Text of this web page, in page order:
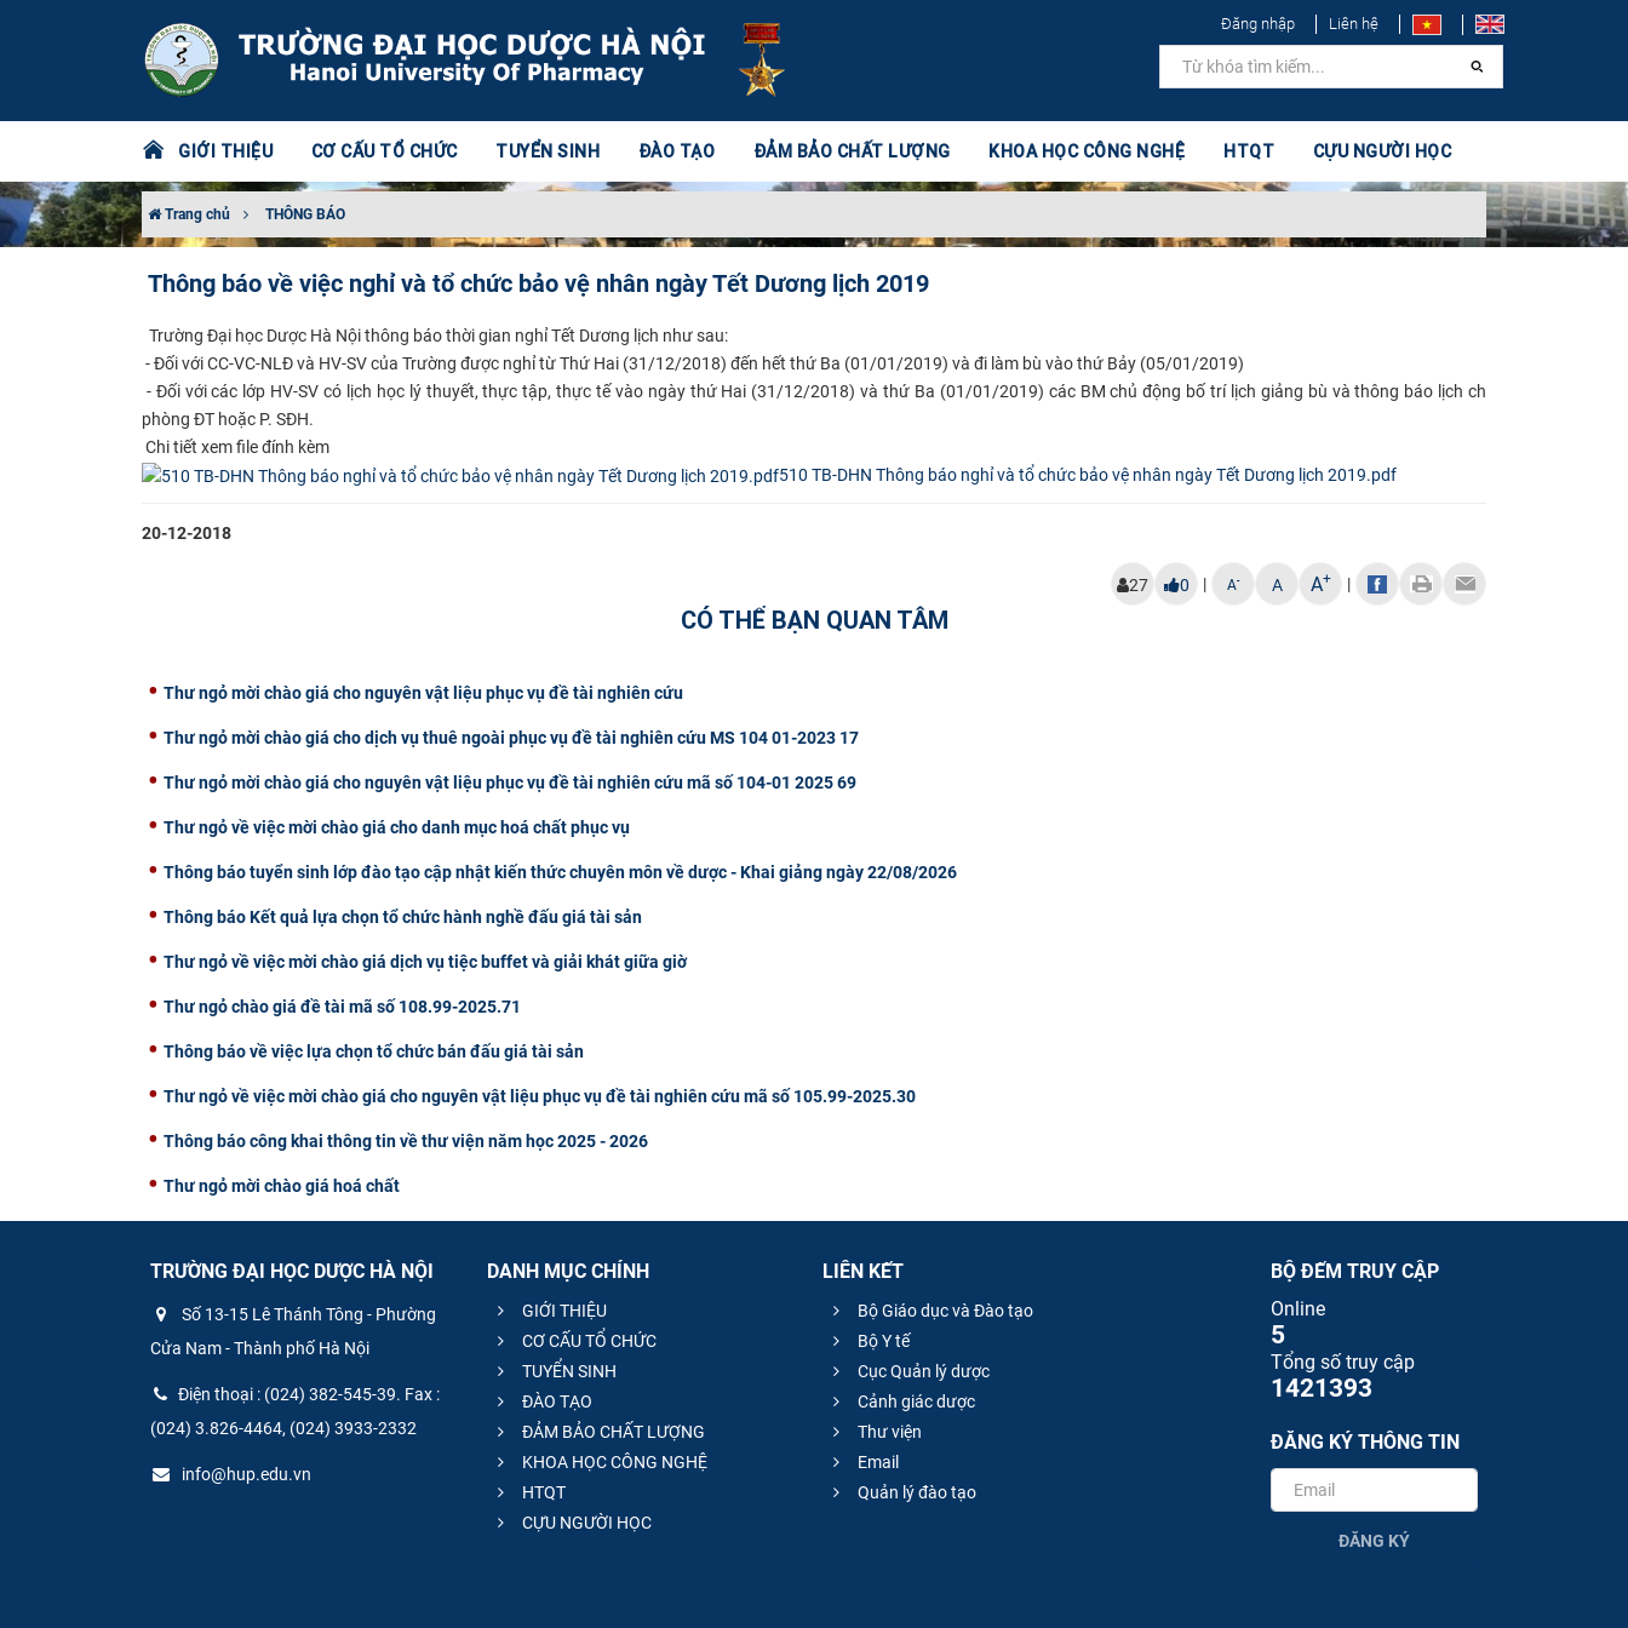
Đăng nhập Liên hệ
GIỚI THIỆU CƠ CẤU TỔ CHỨC TUYỂN SINH ĐÀO TẠO ĐẢM BẢO CHẤT LƯỢNG KHOA HỌC CÔNG NGHỆ HTQT CỰU NGƯỜI HỌC
Trang chủ THÔNG BÁO
Thông báo về việc nghỉ và tổ chức bảo vệ nhân ngày Tết Dương lịch 2019
​ Trường Đại học Dược Hà Nội thông báo thời gian nghỉ Tết Dương lịch như sau:
- Đối với CC-VC-NLĐ và HV-SV của Trường được nghỉ từ Thứ Hai (31/12/2018) đến hết thứ Ba (01/01/2019) và đi làm bù vào thứ Bảy (05/01/2019)
- Đối với các lớp HV-SV có lịch học lý thuyết, thực tập, thực tế vào ngày thứ Hai (31/12/2018) và thứ Ba (01/01/2019) các BM chủ động bố trí lịch giảng bù và thông báo lịch ch
phòng ĐT hoặc P. SĐH.
Chi tiết xem file đính kèm
510 TB-DHN Thông báo nghỉ và tổ chức bảo vệ nhân ngày Tết Dương lịch 2019.pdf
20-12-2018
27 0 | A- A A+ |
CÓ THỂ BẠN QUAN TÂM
Thư ngỏ mời chào giá cho nguyên vật liệu phục vụ đề tài nghiên cứu
Thư ngỏ mời chào giá cho dịch vụ thuê ngoài phục vụ đề tài nghiên cứu MS 104 01-2023 17
Thư ngỏ mời chào giá cho nguyên vật liệu phục vụ đề tài nghiên cứu mã số 104-01 2025 69
Thư ngỏ về việc mời chào giá cho danh mục hoá chất phục vụ
Thông báo tuyển sinh lớp đào tạo cập nhật kiến thức chuyên môn về dược - Khai giảng ngày 22/08/2026
Thông báo Kết quả lựa chọn tổ chức hành nghề đấu giá tài sản
Thư ngỏ về việc mời chào giá dịch vụ tiệc buffet và giải khát giữa giờ
Thư ngỏ chào giá đề tài mã số 108.99-2025.71
Thông báo về việc lựa chọn tổ chức bán đấu giá tài sản
Thư ngỏ về việc mời chào giá cho nguyên vật liệu phục vụ đề tài nghiên cứu mã số 105.99-2025.30
Thông báo công khai thông tin về thư viện năm học 2025 - 2026
Thư ngỏ mời chào giá hoá chất
TRƯỜNG ĐẠI HỌC DƯỢC HÀ NỘI
Số 13-15 Lê Thánh Tông - Phường
Cửa Nam - Thành phố Hà Nội
Điện thoại : (024) 382-545-39. Fax :
(024) 3.826-4464, (024) 3933-2332
info@hup.edu.vn
DANH MỤC CHÍNH
GIỚI THIỆU
CƠ CẤU TỔ CHỨC
TUYỂN SINH
ĐÀO TẠO
ĐẢM BẢO CHẤT LƯỢNG
KHOA HỌC CÔNG NGHỆ
HTQT
CỰU NGƯỜI HỌC
LIÊN KẾT
Bộ Giáo dục và Đào tạo
Bộ Y tế
Cục Quản lý dược
Cảnh giác dược
Thư viện
Email
Quản lý đào tạo
BỘ ĐẾM TRUY CẬP
Online
5
Tổng số truy cập
1421393
ĐĂNG KÝ THÔNG TIN
ĐĂNG KÝ